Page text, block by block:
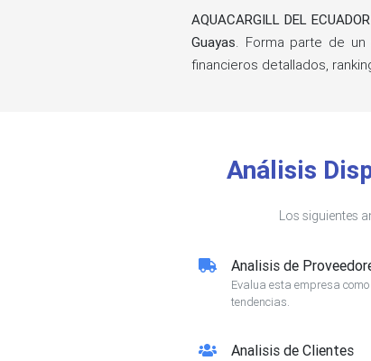
AQUACARGILL DEL
Guayas. Forma parte de
financieros detallados,
Análisis
Los siguientes
Analisis de
Evalua esta empresa
tendencias.
Analisis de Clientes